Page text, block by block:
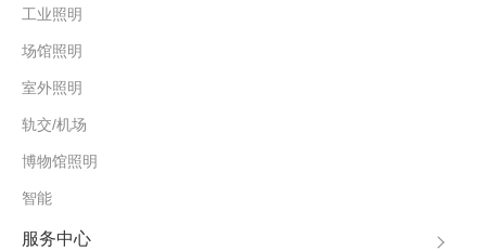
工业照明
场馆照明
室外照明
轨交/机场
博物馆照明
智能
服务中心